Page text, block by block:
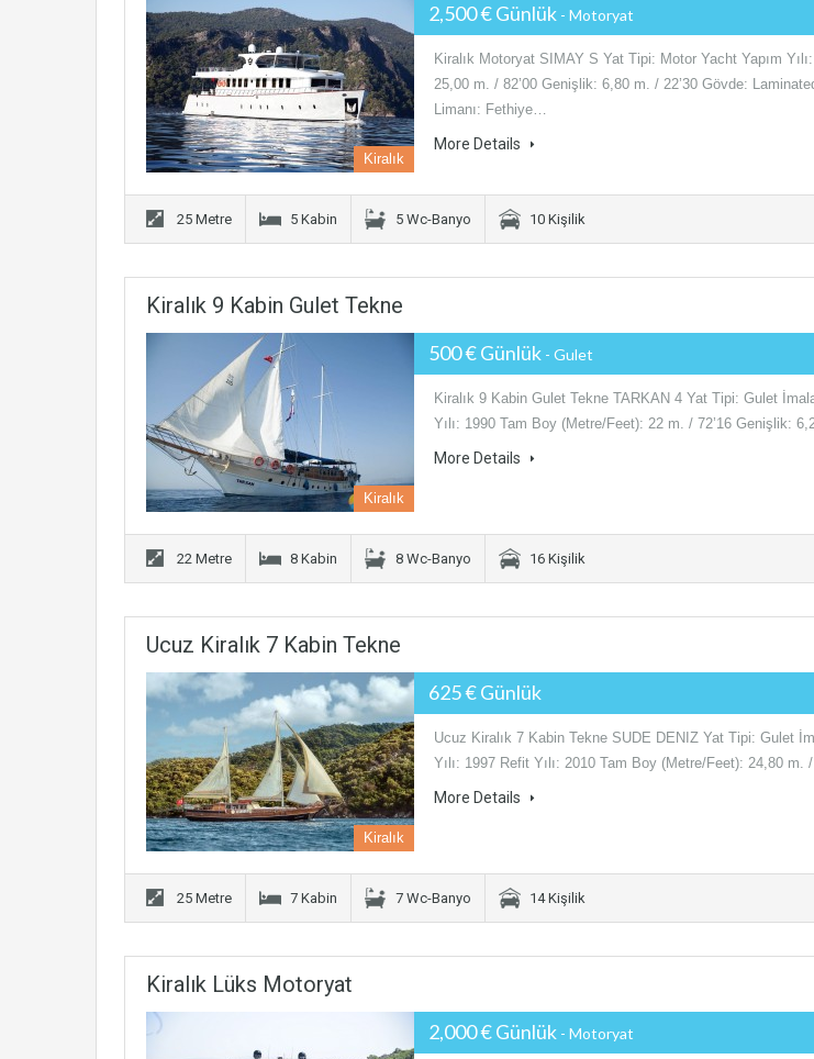
Kiralık
2,500 € Günlük - Motoryat
Kiralık Motoryat SIMAY S Yat Tipi: Motor Yacht Yapım
25,00 m. / 82’00 Genişlik: 6,80 m. / 22’30 Gövde:
Limanı: Fethiye…
More Details
25 Metre 5 Kabin 5 Wc-Banyo 10 Kişilik
Kiralık 9 Kabin Gulet Tekne
Kiralık
500 € Günlük - Gulet
Kiralık 9 Kabin Gulet Tekne TARKAN 4 Yat Tipi: Gulet
Yılı: 1990 Tam Boy (Metre/Feet): 22 m. / 72’16 Genişlik:
More Details
22 Metre 8 Kabin 8 Wc-Banyo 16 Kişilik
Ucuz Kiralık 7 Kabin Tekne
Kiralık
625 € Günlük
Ucuz Kiralık 7 Kabin Tekne SUDE DENIZ Yat Tipi: Gulet
Yılı: 1997 Refit Yılı: 2010 Tam Boy (Metre/Feet): 24,80
More Details
25 Metre 7 Kabin 7 Wc-Banyo 14 Kişilik
Kiralık Lüks Motoryat
2,000 € Günlük - Motoryat